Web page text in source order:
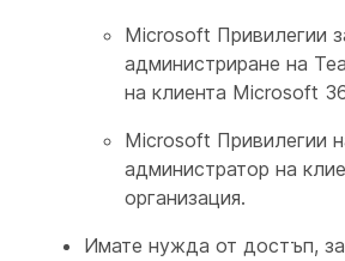
Microsoft Привилегии
администриране на
на клиента Microsoft
Microsoft Привилегии
администратор на
организация.
Имате нужда от достъп,